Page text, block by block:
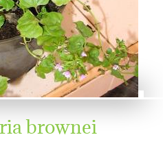
brownei